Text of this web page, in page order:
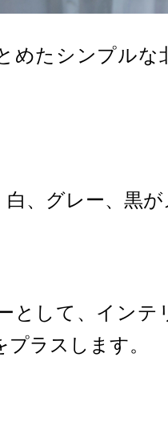
めたシンプルな
白、グレー、黒
として、インテ
ラスします。